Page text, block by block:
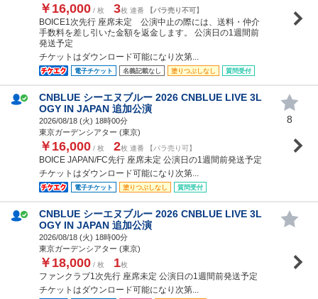
￥16,000 / 枚 3枚 連番 【バラ売り不可】
BOICE1次先行 座席未定 公演中止の際には、送料・仲介
手数料を差し引いた金額を返金します。 公演日の1週間前
発送予定
チケットはダウンロード可能になり次第...
電子チケット 名義記載なし 塗りつぶしなし 質問受付
CNBLUE シーエヌブルー 2026 CNBLUE LIVE 3L
OGY IN JAPAN 追加公演
2026/08/18 (火) 18時00分
東京ガーデンシアター (東京)
￥16,000 / 枚 2枚 連番 【バラ売り可】
BOICE JAPAN/FC先行 座席未定 公演日の1週間前発送予定
チケットはダウンロード可能になり次第...
電子チケット 塗りつぶしなし 質問受付
8
CNBLUE シーエヌブルー 2026 CNBLUE LIVE 3L
OGY IN JAPAN 追加公演
2026/08/18 (火) 18時00分
東京ガーデンシアター (東京)
￥18,000 / 枚 1枚
ファンクラブ1次先行 座席未定 公演日の1週間前発送予定
チケットはダウンロード可能になり次第...